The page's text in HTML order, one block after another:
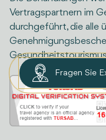
Vertragspartnern im
durchgeführt, die alle
Fragen Sie